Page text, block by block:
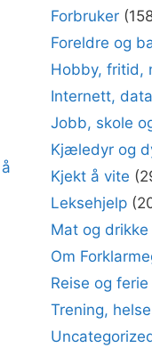
Forbruker
Foreldre og
Hobby, fritid,
Internett,
Jobb, skole
Kjæledyr og
Kjekt å vite
Leksehjelp
Mat og drikke
Om
Reise og ferie
Trening,